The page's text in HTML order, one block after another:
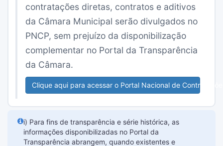
contratações diretas, contratos e aditivos
da Câmara Municipal serão divulgados no
PNCP, sem prejuízo da disponibilização
complementar no Portal da Transparência
da Câmara.
Clique aqui para acessar o Portal Nacional de
i) Para fins de transparência e série histórica, as
informações disponibilizadas no Portal da
Transparência abrangem, quando existentes e